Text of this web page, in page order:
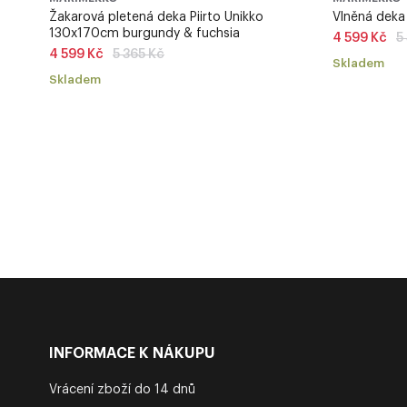
Žakarová pletená deka Piirto Unikko
130x170cm burgundy & fuchsia
4 599 Kč
Běžná
5 365 Kč
Skladem
Vlněná
4 599 Kč
5
Skladem
INFORMACE K NÁKUPU
Vrácení zboží do 14 dnů